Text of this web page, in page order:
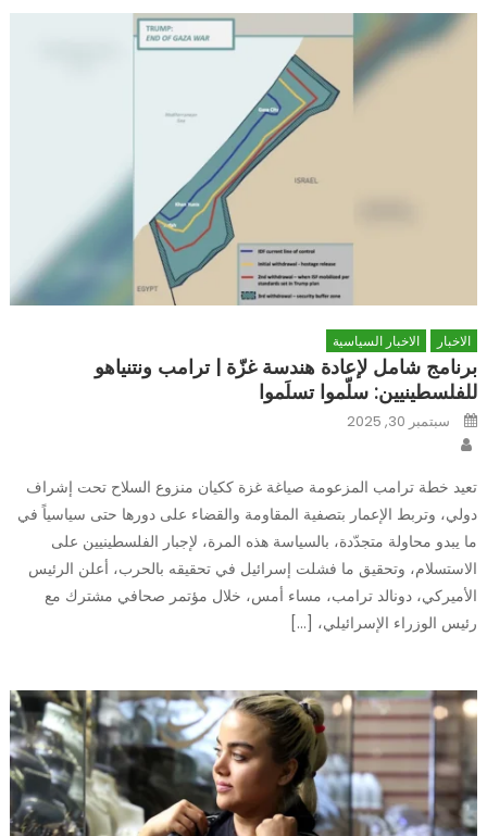
الاخبار الاخبار السياسية
برنامج شامل لإعادة هندسة غزّة | ترامب ونتنياهو
للفلسطينيين: سلّموا تسلَموا
Posted
onسبتمبر 30, 2025
تعيد خطة ترامب المزعومة صياغة غزة ككيان منزوع السلاح تحت إشراف
دولي، وتربط الإعمار بتصفية المقاومة والقضاء على دورها حتى سياسياً في
ما يبدو محاولة متجدّدة، بالسياسة هذه المرة، لإجبار الفلسطينيين على
الاستسلام، وتحقيق ما فشلت إسرائيل في تحقيقه بالحرب، أعلن الرئيس
الأميركي، دونالد ترامب، مساء أمس، خلال مؤتمر صحافي مشترك مع
رئيس الوزراء الإسرائيلي، […]